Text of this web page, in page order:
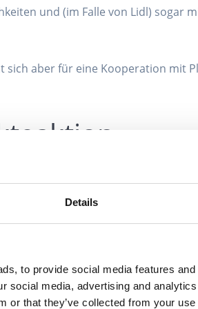
Details
to provide social media features
social media, advertising and
or that they’ve collected from your
und (im Falle von Lidl) sogar
sich aber für eine Kooperation mit
sind nicht vorhanden. Ich kann
ist aber natürlich durchaus
Klemmbausteinsets zu machen,
die Kund:innen kaufen normal
Produkte direkt eintauschen,
stark überteuerten Preisen